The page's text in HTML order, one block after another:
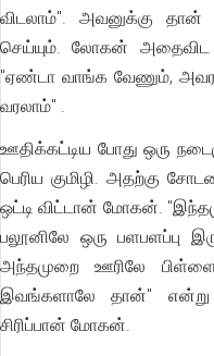
விடலாம்". அவனுக்கு தான்
செய்யும். லோகன்
"ஏண்டா வாங்க வேணும்,
வரலாம்" .
ஊதிக்கட்டிய போது ஒரு
பெரிய குமிழி. அதற்கு
ஒட்டி விட்டான் மோகன்.
பலூனிலே ஒரு பளபளப்பு
அந்தமுறை ஊரிலே
இவங்களாலே தான்" என்று
சிரிப்பான் மோகன்.